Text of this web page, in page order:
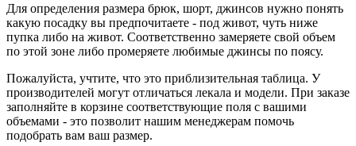
Для определения размера брюк, шорт, джинсов нужно понять
какую посадку вы предпочитаете - под живот, чуть ниже
пупка либо на живот. Соответственно замеряете свой объем
по этой зоне либо промеряете любимые джинсы по поясу.
Пожалуйста, учтите, что это приблизительная таблица. У
производителей могут отличаться лекала и модели. При заказе
заполняйте в корзине соответствующие поля с вашими
объемами - это позволит нашим менеджерам помочь
подобрать вам ваш размер.